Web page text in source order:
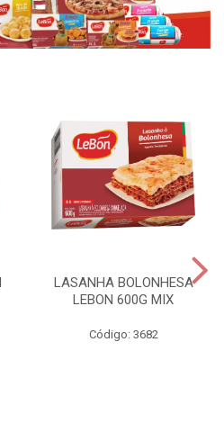
LASANHA BOLONHESA
LEBON 600G MIX
Código: 3682